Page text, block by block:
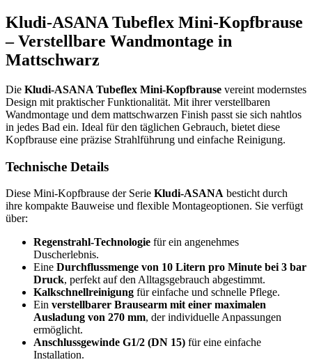
Kludi-ASANA Tubeflex Mini-Kopfbrause
– Verstellbare Wandmontage in
Mattschwarz
Die Kludi-ASANA Tubeflex Mini-Kopfbrause vereint modernstes
Design mit praktischer Funktionalität. Mit ihrer verstellbaren
Wandmontage und dem mattschwarzen Finish passt sie sich nahtlos
in jedes Bad ein. Ideal für den täglichen Gebrauch, bietet diese
Kopfbrause eine präzise Strahlführung und einfache Reinigung.
Technische Details
Diese Mini-Kopfbrause der Serie Kludi-ASANA besticht durch
ihre kompakte Bauweise und flexible Montageoptionen. Sie verfügt
über:
Regenstrahl-Technologie für ein angenehmes
Duscherlebnis.
Eine Durchflussmenge von 10 Litern pro Minute bei 3 bar
Druck, perfekt auf den Alltagsgebrauch abgestimmt.
Kalkschnellreinigung für einfache und schnelle Pflege.
Ein verstellbarer Brausearm mit einer maximalen
Ausladung von 270 mm, der individuelle Anpassungen
ermöglicht.
Anschlussgewinde G1/2 (DN 15) für eine einfache
Installation.